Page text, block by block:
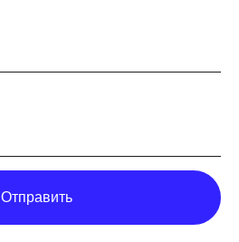
Отправить